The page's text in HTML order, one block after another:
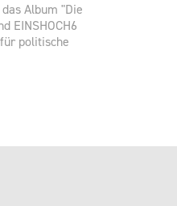
Album "Die
EINSHOCH6
politische